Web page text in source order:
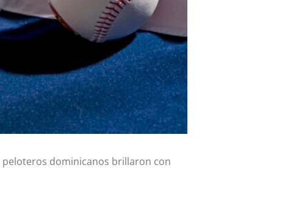
peloteros dominicanos brillaron con